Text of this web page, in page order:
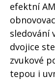
efektní
sledování
dvojice
zvukové
tepou i